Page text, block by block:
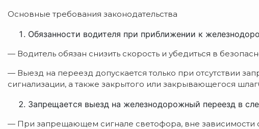
Основные требования законодательства
Обязанности водителя при приближении к
— Водитель обязан снизить скорость и убедиться в
— Выезд на переезд допускается только при отсутствии
сигнализации, а также закрытого или закрывающегося
Запрещается выезд на железнодорожный переезд в
— При запрещающем сигнале светофора, вне зависимости